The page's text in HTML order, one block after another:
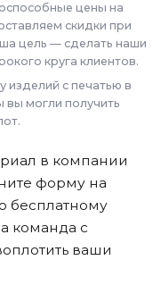
цены на
скидки при
цель — сделать наши
круга клиентов.
изделий с печатью в
вы могли получить
в компании
форму на
бесплатному
команда с
ваши